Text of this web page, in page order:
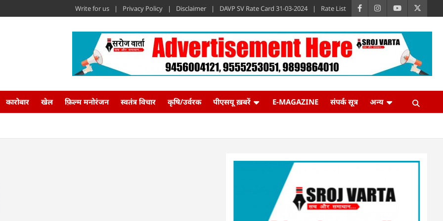
Write for us Privacy Policy Disclaimer DAVP SV Rate Card 31-03-2024 Rate List
कारोबार खेल फ़िल्म मनोरंजन स्वतंत्र विचार कृषि/उर्वरक पीएसयू ख़बरें E-MAGAZINE संपर्क सूत्र अन्य